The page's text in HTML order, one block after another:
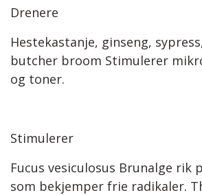
Drenere
Hestekastanje, ginseng,
butcher broom Stimulerer
og toner.
Stimulerer
Fucus vesiculosus Brunalge rik
som bekjemper frie radikaler.